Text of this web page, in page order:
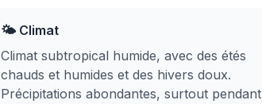
🌤️ Climat
Climat subtropical humide, avec des étés
chauds et humides et des hivers doux.
Précipitations abondantes, surtout pendant